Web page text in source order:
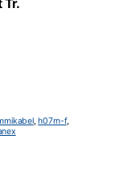
Tr.
, h07rn-f,